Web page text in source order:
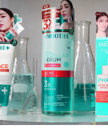
กแบบมาสำหรับผู้ที่ต้องกา
in-1 Vitamin Complex
ช่น Astaxanthin,
Tea Extract, Vitamin
วยสนับสนุนการดูแลผิว
ะกับไลฟ์สไตล์ที่ต้องเจอ